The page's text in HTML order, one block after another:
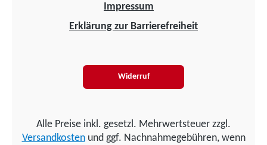
Impressum
Erklärung zur Barrierefreiheit
Widerruf
Alle Preise inkl. gesetzl. Mehrwertsteuer zzgl.
Versandkostenund ggf. Nachnahmegebühren, wenn